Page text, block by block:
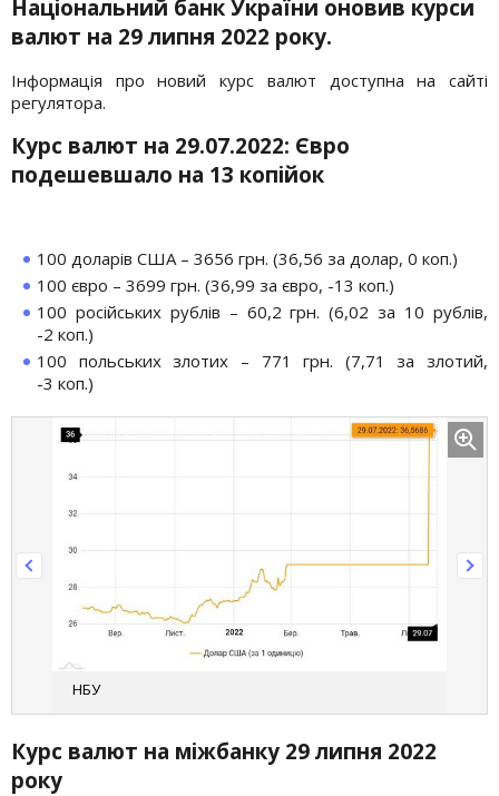
Національний банк України оновив курси
валют на 29 липня 2022 року.
Інформація про новий курс валют доступна на сайті
регулятора.
Курс валют на 29.07.2022: Євро
подешевшало на 13 копійок
100 доларів США – 3656 грн. (36,56 за долар, 0 коп.)
100 євро – 3699 грн. (36,99 за євро, -13 коп.)
100 російських рублів – 60,2 грн. (6,02 за 10 рублів,
-2 коп.)
100 польських злотих – 771 грн. (7,71 за злотий,
-3 коп.)
НБУ
Курс валют на міжбанку 29 липня 2022
року